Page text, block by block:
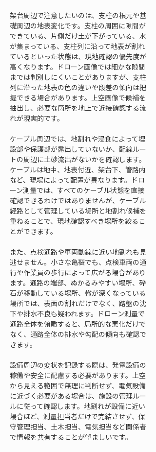
架台周辺で注意したいのは、支柱の根元や基
礎周辺の地表変化です。支柱の周囲に隙間が
できている、片側だけ土が下がっている、水
が集まっている、支柱列に沿って地表が割れ
ているといった状態は、現地確認の優先度が
高くなります。ドローン画像では細かな隙間
までは判別しにくいことがありますが、支柱
列に沿った地表の色の違いや段差の傾向は把
握できる場合があります。上空画像で候補を
抽出し、必要な箇所を地上で近接確認する流
れが現実的です。
ケーブル周辺では、地割れや浸食によって埋
設部や保護部が露出していないか、配線ルー
トの周辺に土砂流出がないかを確認します。
ケーブルは地中、地表付近、架台下、管路内
など、現場によって配置が異なります。ドロ
ーン測量では、すべてのケーブル状態を直接
確認できるわけではありませんが、ケーブル
経路として管理している場所と地割れ候補を
重ねることで、現地確認すべき場所を絞るこ
とができます。
また、点検通路や車両動線に近い地割れも見
逃せません。小さな亀裂でも、点検車両の通
行や作業員の歩行によって広がる場合があり
ます。通路の端部、ぬかるみやすい場所、砕
石が移動している場所、轍が深くなっている
場所では、表面の割れだけでなく、路盤の沈
下や排水不良も疑われます。ドローン測量で
通路全体を俯瞰すると、局所的な悪化だけで
なく、通路全体の排水や勾配の傾向も確認で
きます。
設備周辺の変状を記録する際は、発電設備の
稼働や安全に配慮する必要があります。上空
から見える範囲で無理に判断せず、電気設備
に近づく必要がある場合は、施設の管理ルー
ルに従って確認します。地割れが設備に近い
場合ほど、測量担当者だけで完結させず、保
守管理担当、土木担当、電気担当など関係者
で情報を共有することが望ましいです。